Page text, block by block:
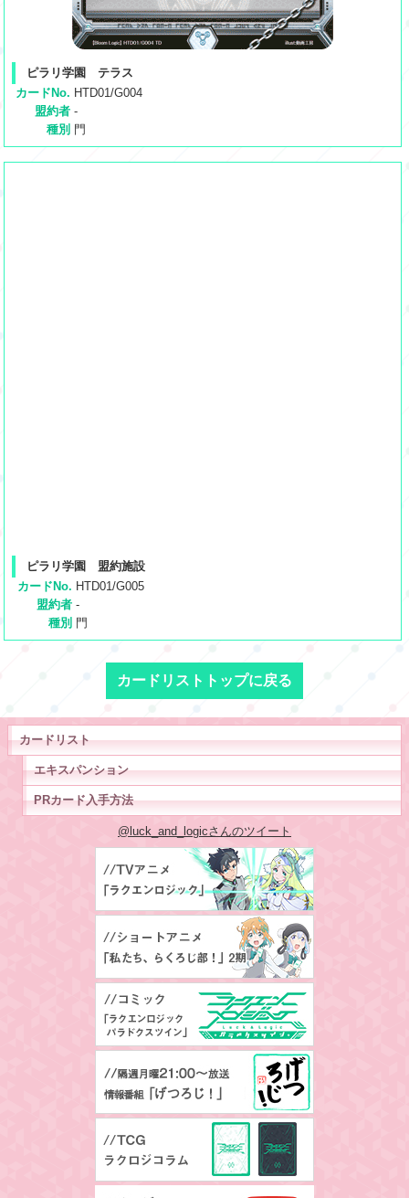
ピラリ学園 テラス
カードNo. HTD01/G004
盟約者 -
種別 門
ピラリ学園 盟約施設
カードNo. HTD01/G005
盟約者 -
種別 門
カードリストトップに戻る
カードリスト
エキスパンション
PRカード入手方法
@luck_and_logicさんのツイート